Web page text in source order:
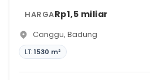
HARGARp1,5 miliar
Canggu, Badung
LT:1530 m²